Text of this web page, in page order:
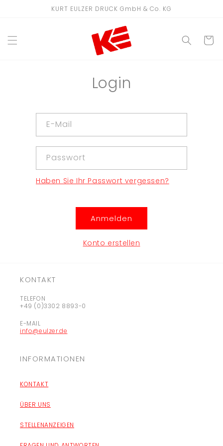
KURT EULZER DRUCK GmbH & Co. KG
Login
E-Mail
Passwort
Haben Sie Ihr Passwort vergessen?
Anmelden
Konto erstellen
KONTAKT
TELEFON
+49 (0)3302 8893-0
E-MAIL
info@eulzer.de
INFORMATIONEN
KONTAKT
ÜBER UNS
STELLENANZEIGEN